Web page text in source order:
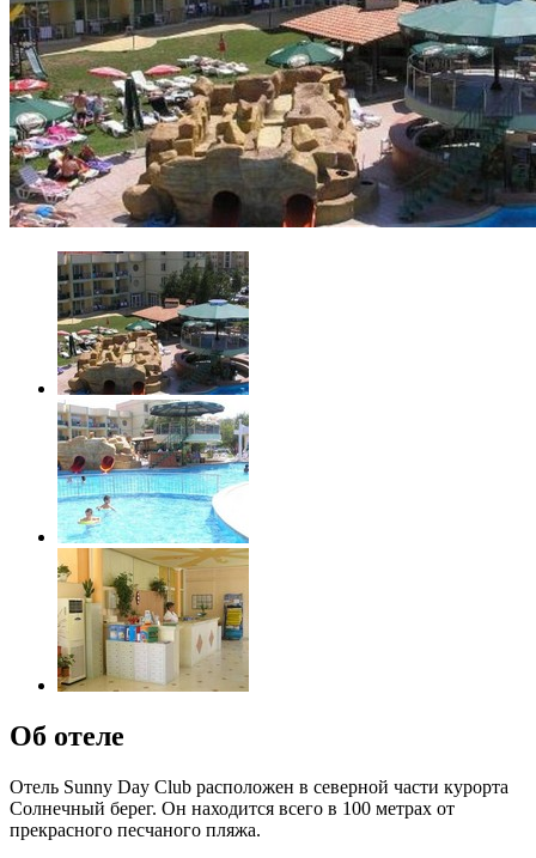
Об отеле
Отель Sunny Day Club расположен в северной части курорта
Солнечный берег. Он находится всего в 100 метрах от
прекрасного песчаного пляжа.